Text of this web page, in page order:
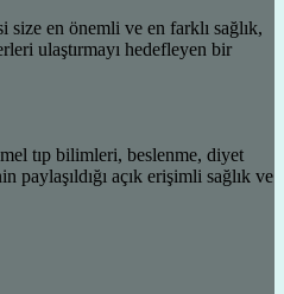
en önemli ve en farklı sağlık,
ulaştırmayı hedefleyen bir
tıp bilimleri, beslenme, diyet
paylaşıldığı açık erişimli sağlık ve